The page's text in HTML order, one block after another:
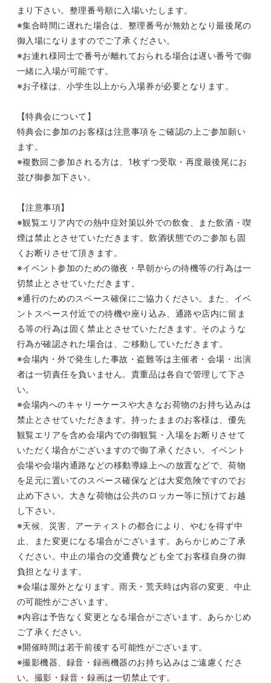
まり下さい。整理番号順に入場いたします。
※集合時間に遅れた場合は、整理番号が無効となり最後尾の
御入場になりますのでご了承ください。
※お連れ様同士で番号が離れておられる場合は遅い番号で御
一緒に入場が可能です。
※お子様は、小学生以上から入場券が必要となります。
【特典会について】
特典会に参加のお客様は注意事項をご確認の上ご参加願い
ます。
※複数回ご参加される方は、 1枚ずつ受取・再度最後尾にお
並び御参加下さい。
【注意事項】
※観覧エリア内での熱中症対策以外での飲食、また飲酒・喫
煙は禁止とさせていただきます。飲酒状態でのご参加も固
くお断りさせて頂きます。
※イベント参加のための徹夜・早朝からの待機等の行為は一
切禁止とさせていただきます。
※通行のためのスペース確保にご協力ください。また、イベ
ントスペース付近での待機や座り込み、通路や店内に留ま
る等の行為は固く禁止とさせていただきます。そのような
行為が確認された場合は、ご移動していただきます。
※会場内・外で発生した事故・盗難等は主催者・会場・出演
者は一切責任を負いません。貴重品は各自で管理して下さ
い。
※会場内へのキャリーケースや大きなお荷物のお持ち込みは
禁止とさせていただきます。持ったままのお客様は、優先
観覧エリアを含め会場内での御観覧・入場をお断りさせて
いただく場合がございますので御了承ください。イベント
会場や会場内通路などの移動導線上への放置などで、荷物
を足元に置いてのスペース確保などは大変危険ですのでお
止め下さい。大きな荷物は公共のロッカー等に預けてお越
し下さい。
※天候、災害、アーティストの都合により、やむを得ず中
止、また変更になる場合がございます。あらかじめご了承
ください。中止の場合の交通費なども全てお客様自身の御
負担となります。
※会場は屋外となります。雨天・荒天時は内容の変更、中止
の可能性がございます。
※内容は予告なく変更となる場合がございます。あらかじめ
ご了承ください。
※開催時間は若干前後する可能性がございます。
※撮影機器、録音・録画機器のお持ち込みはご遠慮くださ
い。撮影・録音・録画は一切禁止です。